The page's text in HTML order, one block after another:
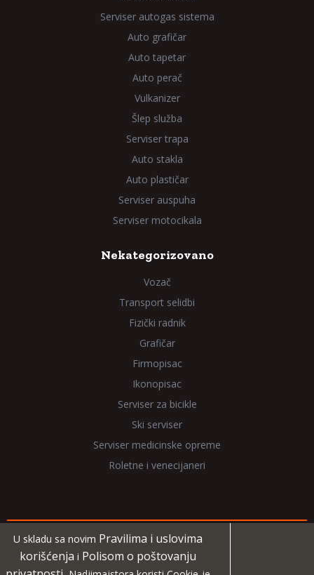
Serviser autogas sistema
Auto grafičar
Auto tapetar
Auto perač
Vulkanizer
Šlep služba
Serviser trapa
Auto stakla
Auto plastičar
Serviser auspuha
Serviser motocikala
Nekategorizovano
Vozač
Transport selidbi
Fizički radnik
Grafičar
Firmopisac
Ikonopisac
Serviser za bicikle
Ski serviser
Serviser medicinske opreme
Roletne i venecijaneri
Copyright 2026 NadjiMajstora.rs
U skladu sa novim Pravilima i uslovima
korišćenja i Polisom o poštovanju